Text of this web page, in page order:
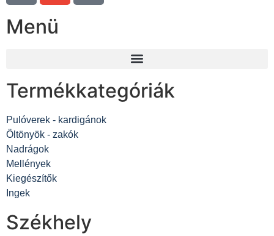
Menü
Termékkategóriák
Pulóverek - kardigánok
Öltönyök - zakók
Nadrágok
Mellények
Kiegészítők
Ingek
Székhely